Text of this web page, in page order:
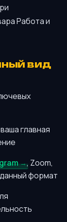
Работа и
вид
главная
, Zoom,
формат